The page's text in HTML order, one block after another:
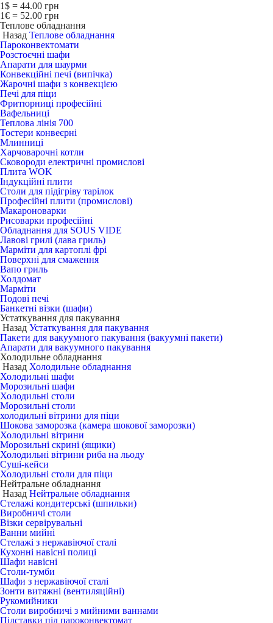
1$ = 44.00 грн
1€ = 52.00 грн
Теплове обладнання
Назад Теплове обладнання
Пароконвектомати
Розстоєчні шафи
Апарати для шаурми
Конвекційні печі (випічка)
Жарочні шафи з конвекцією
Печі для піци
Фритюрниці професійні
Вафельниці
Теплова лінія 700
Тостери конвеєрні
Млинниці
Харчоварочні котли
Сковороди електричні промислові
Плита WOK
Індукційні плити
Столи для підігріву тарілок
Професійні плити (промислові)
Макароноварки
Рисоварки професійні
Обладнання для SOUS VIDE
Лавові грилі (лава гриль)
Марміти для картоплі фрі
Поверхні для смаження
Вапо гриль
Холдомат
Марміти
Подові печі
Банкетні візки (шафи)
Устаткування для пакування
Назад Устаткування для пакування
Пакети для вакуумного пакування (вакуумні пакети)
Апарати для вакуумного пакування
Холодильне обладнання
Назад Холодильне обладнання
Холодильні шафи
Морозильні шафи
Холодильні столи
Морозильні столи
холодильні вітрини для піци
Шокова заморозка (камера шокової заморозки)
Холодильні вітрини
Морозильні скрині (ящики)
Холодильні вітрини риба на льоду
Суші-кейси
Холодильні столи для піци
Нейтральне обладнання
Назад Нейтральне обладнання
Стелажі кондитерські (шпильки)
Виробничі столи
Візки сервірувальні
Ванни мийні
Стелажі з нержавіючої сталі
Кухонні навісні полиці
Шафи навісні
Столи-тумби
Шафи з нержавіючої сталі
Зонти витяжні (вентиляційні)
Рукомийники
Столи виробничі з мийними ваннами
Підставки під пароконвектомат